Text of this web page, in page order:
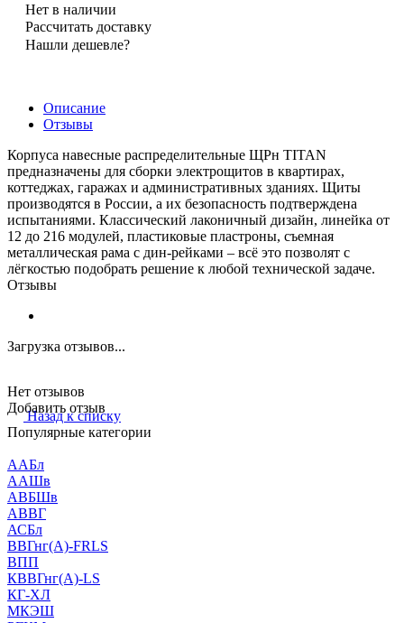
Нет в наличии
Рассчитать доставку
Нашли дешевле?
Описание
Отзывы
Корпуса навесные распределительные ЩРн TITAN
предназначены для сборки электрощитов в квартирах,
коттеджах, гаражах и административных зданиях. Щиты
производятся в России, а их безопасность подтверждена
испытаниями. Классический лаконичный дизайн, линейка от
12 до 216 модулей, пластиковые пластроны, съемная
металлическая рама с дин-рейками – всё это позволят с
лёгкостью подобрать решение к любой технической задаче.
Отзывы
Загрузка отзывов...
Нет отзывов
Добавить отзыв
Назад к списку
Популярные категории
ААБл
ААШв
АВБШв
АВВГ
АСБл
ВВГнг(А)-FRLS
ВПП
КВВГнг(А)-LS
КГ-ХЛ
МКЭШ